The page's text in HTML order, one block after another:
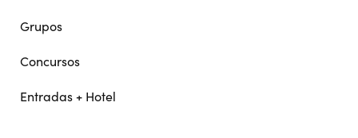
Grupos
Concursos
Entradas + Hotel